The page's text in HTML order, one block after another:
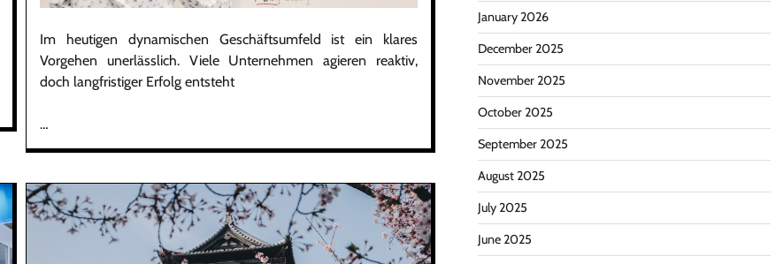
Im heutigen dynamischen Geschäftsumfeld ist ein klares
Vorgehen unerlässlich. Viele Unternehmen agieren reaktiv,
doch langfristiger Erfolg entsteht
…
January 2026
December 2025
November 2025
October 2025
September 2025
August 2025
July 2025
June 2025